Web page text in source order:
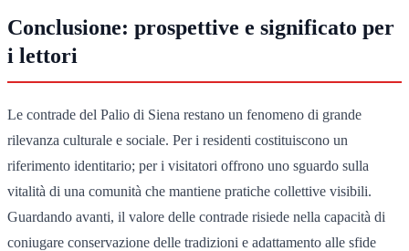
Conclusione: prospettive e significato per
i lettori
Le contrade del Palio di Siena restano un fenomeno di grande
rilevanza culturale e sociale. Per i residenti costituiscono un
riferimento identitario; per i visitatori offrono uno sguardo sulla
vitalità di una comunità che mantiene pratiche collettive visibili.
Guardando avanti, il valore delle contrade risiede nella capacità di
coniugare conservazione delle tradizioni e adattamento alle sfide